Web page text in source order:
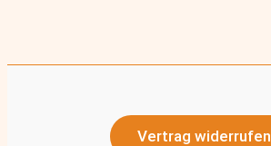
Vertrag widerrufen